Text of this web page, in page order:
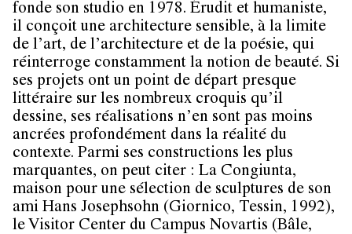
fonde son studio en 1978. Érudit et humaniste,
il conçoit une architecture sensible, à la limite
de l’art, de l’architecture et de la poésie, qui
réinterroge constamment la notion de beauté. Si
ses projets ont un point de départ presque
littéraire sur les nombreux croquis qu’il
dessine, ses réalisations n’en sont pas moins
ancrées profondément dans la réalité du
contexte. Parmi ses constructions les plus
marquantes, on peut citer : La Congiunta,
maison pour une sélection de sculptures de son
ami Hans Josephsohn (Giornico, Tessin, 1992),
le Visitor Center du Campus Novartis (Bâle,